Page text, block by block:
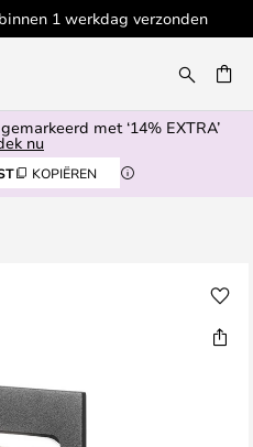
1 werkdag verzonden
met ‘14% EXTRA’
nu
KOPIËREN